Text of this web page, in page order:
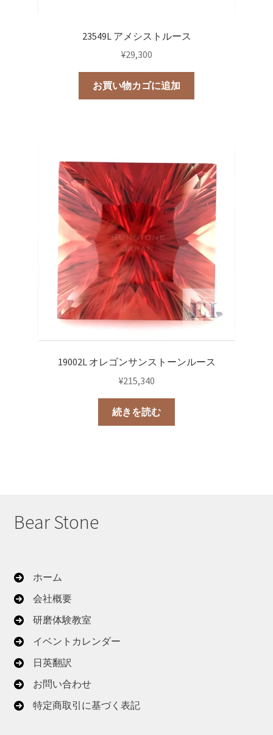
23549L アメシストルース
¥29,300
お買い物カゴに追加
19002L オレゴンサンストーンルース
¥215,340
続きを読む
Bear Stone
ホーム
会社概要
研磨体験教室
イベントカレンダー
日英翻訳
お問い合わせ
特定商取引に基づく表記